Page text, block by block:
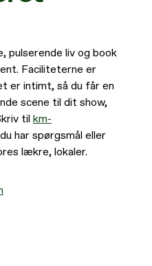
pulserende liv og book
Faciliteterne er
er intimt, så du får en
scene til dit show,
tilkm-
har spørgsmål eller
lækre, lokaler.